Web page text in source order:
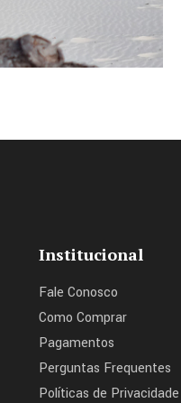
Institucional
Fale Conosco
Como Comprar
Pagamentos
Perguntas Frequentes
Políticas de Privacidade